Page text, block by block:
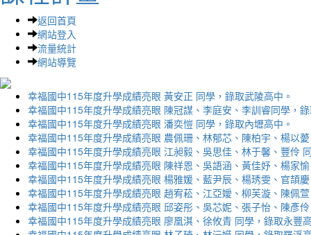
返回首頁
網站登入
流量統計
網站導覽
幸福國中115年度升學成績亮眼 黃安正 同學，錄取武陵高中。
幸福國中115年度升學成績亮眼 陳冠謀、李庭安、李訓睿同學，
幸福國中115年度升學成績亮眼 潘奕愷 同學，錄取內壢高中。
幸福國中115年度升學成績亮眼 農佩珊、林郁芯、陳柏宇、楊以
幸福國中115年度升學成績亮眼 江昶毅、吳思佳、林于馨、豐伶
幸福國中115年度升學成績亮眼 陳祥恩、吳語涵、黃佳妤、楊家
幸福國中115年度升學成績亮眼 楊雅媛、藍尹辰、楊琇雯、官頡
幸福國中115年度升學成績亮眼 趙宥菘、江亞嬡、柳芙漩、陳佩
幸福國中115年度升學成績亮眼 邱姿彤、吳芯妮、張子怡、陳彥
幸福國中115年度升學成績亮眼 廖凰淇、徐攸青 同學，錄取永豐